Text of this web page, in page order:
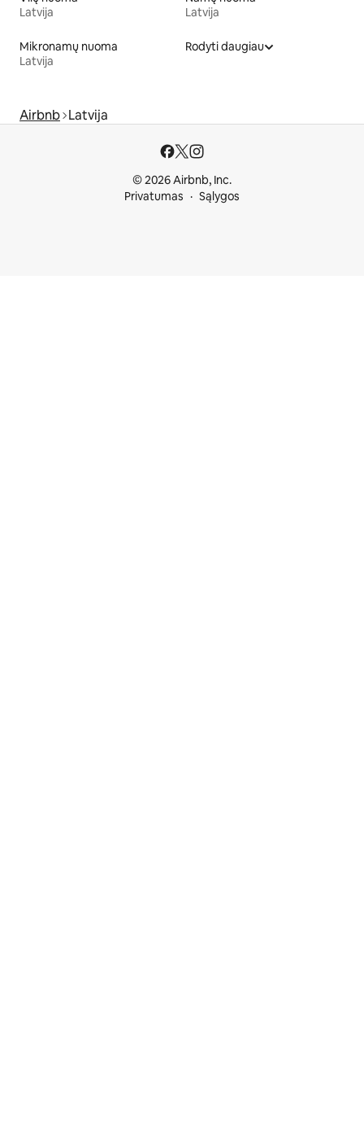
Latvija
Latvija
Mikronamų nuoma
Latvija
Rodyti daugiau
Airbnb Latvija
© 2026 Airbnb, Inc.
Privatumas
Sąlygos